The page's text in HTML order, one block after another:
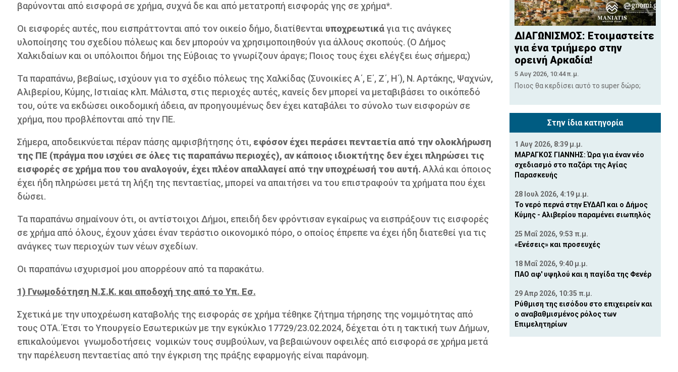
βαρύνονται από εισφορά σε χρήμα, συχνά δε και από μετατροπή εισφοράς γης σε χρήμα*.
Οι εισφορές αυτές, που εισπράττονται από τον οικείο δήμο, διατίθενται υποχρεωτικάγια τις ανάγκες
υλοποίησης του σχεδίου πόλεως και δεν μπορούν να χρησιμοποιηθούν για άλλους σκοπούς. (Ο Δήμος
Χαλκιδαίων και οι υπόλοιποι δήμοι της Εύβοιας το γνωρίζουν άραγε; Ποιος τους έχει ελέγξει έως σήμερα;)
Τα παραπάνω, βεβαίως, ισχύουν για το σχέδιο πόλεως της Χαλκίδας (Συνοικίες Α΄, Ε΄, Ζ΄, Η΄), Ν. Αρτάκης, Ψαχνών,
Αλιβερίου, Κύμης, Ιστιαίας κλπ. Μάλιστα, στις περιοχές αυτές, κανείς δεν μπορεί να μεταβιβάσει το οικόπεδό
του, ούτε να εκδώσει οικοδομική άδεια, αν προηγουμένως δεν έχει καταβάλει το σύνολο των εισφορών σε
χρήμα, που προβλέπονται από την ΠΕ.
Σήμερα, αποδεικνύεται πέραν πάσης αμφισβήτησης ότι, εφόσον έχει περάσει πενταετία από την ολοκλήρωση
της ΠΕ (πράγμα που ισχύει σε όλες τις παραπάνω περιοχές), αν κάποιος ιδιοκτήτης δεν έχει πληρώσει τις
εισφορές σε χρήμα που του αναλογούν, έχει πλέον απαλλαγεί από την υποχρέωσή του αυτή. Αλλά και όποιος
έχει ήδη πληρώσει μετά τη λήξη της πενταετίας, μπορεί να απαιτήσει να του επιστραφούν τα χρήματα που έχει
δώσει.
Τα παραπάνω σημαίνουν ότι, οι αντίστοιχοι Δήμοι, επειδή δεν φρόντισαν εγκαίρως να εισπράξουν τις εισφορές
σε χρήμα από όλους, έχουν χάσει έναν τεράστιο οικονομικό πόρο, ο οποίος έπρεπε να έχει ήδη διατεθεί για τις
ανάγκες των περιοχών των νέων σχεδίων.
Οι παραπάνω ισχυρισμοί μου απορρέουν από τα παρακάτω.
1) Γνωμοδότηση Ν.Σ.Κ. και αποδοχή της από το Υπ. Εσ.
Σχετικά με την υποχρέωση καταβολής της εισφοράς σε χρήμα τέθηκε ζήτημα τήρησης της νομιμότητας από
τους ΟΤΑ. Έτσι το Υπουργείο Εσωτερικών με την εγκύκλιο 17729/23.02.2024, δέχεται ότι η τακτική των Δήμων,
επικαλούμενοι γνωμοδοτήσεις νομικών τους συμβούλων, να βεβαιώνουν οφειλές από εισφορά σε χρήμα μετά
την παρέλευση πενταετίας από την έγκριση της πράξης εφαρμογής είναι παράνομη.
ΔΙΑΓΩΝΙΣΜΟΣ: Ετοιμαστείτε
για ένα τριήμερο στην
ορεινή Αρκαδία!
5 Αυγ 2026, 10:44 π.μ.
Ποιος θα κερδίσει αυτό το super δώρο;
Στην ίδια κατηγορία
1 Αυγ 2026, 8:39 μ.μ.
ΜΑΡΑΓΚΟΣ ΓΙΑΝΝΗΣ: Ώρα για έναν νέο
σχεδιασμό στο παζάρι της Αγίας
Παρασκευής
28 Ιουλ 2026, 4:19 μ.μ.
Το νερό περνά στην ΕΥΔΑΠ και ο Δήμος
Κύμης - Αλιβερίου παραμένει σιωπηλός
25 Μαΐ 2026, 9:53 π.μ.
«Ενέσεις» και προσευχές
18 Μαΐ 2026, 9:40 μ.μ.
ΠΑΟ αφ' υψηλού και η παγίδα της Φενέρ
29 Απρ 2026, 10:35 π.μ.
Ρύθμιση της εισόδου στο επιχειρείν και
ο αναβαθμισμένος ρόλος των
Επιμελητηρίων